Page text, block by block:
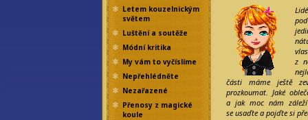
Letem kouzelnickým
světem
Luštění a soutěže
Módní kritika
My vám to vyčíslíme
Nepřehlédněte
Nezařazené
Přenosy z magické
koule
z
části máme ještě
prozkoumat. Jaké
a jak moc nám
se usaďte a pojďte si